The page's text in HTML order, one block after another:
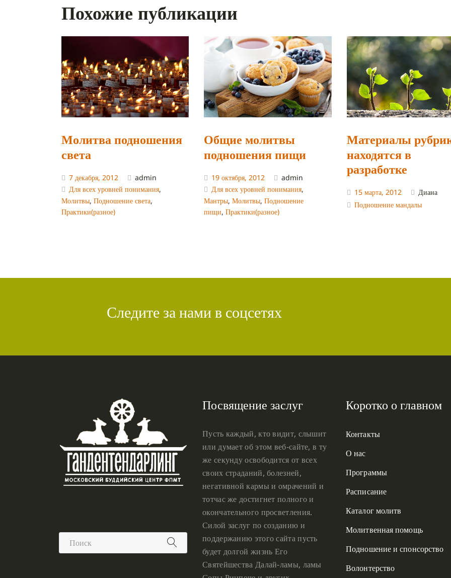
Похожие публикации
Молитва подношения
света
7 декабря, 2012
admin
Для всех уровней понимания,
Молитвы, Подношение света,
Практики(разное)
Общие молитвы
подношения пищи
19 октября, 2012
admin
Для всех уровней понимания,
Мантры,Молитвы,Подношение
пищи,Практики(разное)
Материалы
находятся в
разработке
15 марта, 2012
Диана
Подношение мандалы
Следите за нами в соцсетях
Посвящение заслуг
Пусть каждый, кто видит, слышит
или думает об этом веб-сайте, в ту
же секунду освободится от всех
своих страданий, болезней,
негативной кармы и омрачений и
тотчас же достигнет полного и
окончательного просветления.
Силой заслуг по созданию и
поддержанию этого сайта пусть
будет долгой жизнь Его
Святейшества Далай-ламы, ламы
Коротко о главном
Контакты
О нас
Программы
Расписание
Каталог молитв
Молитвенная помощь
Подношение и спонсорство
Волонтерство